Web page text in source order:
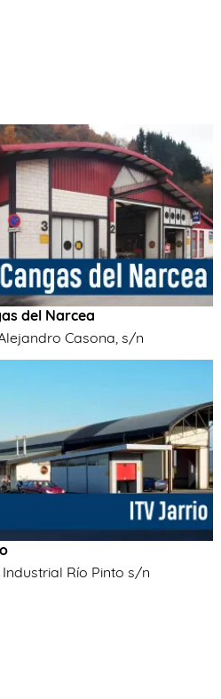
del Narcea
Casona, s/n
Río Pinto s/n